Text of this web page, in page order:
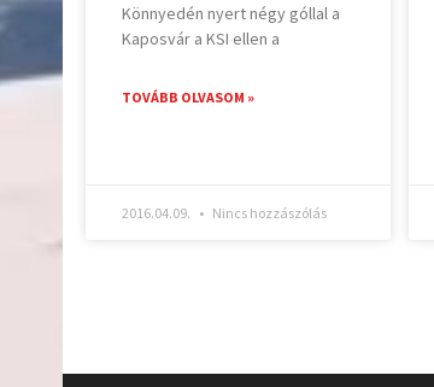
Könnyedén nyert négy góllal a
Kaposvár a KSI ellen a
TOVÁBB OLVASOM »
2016.04.09. Nincs hozzászólás